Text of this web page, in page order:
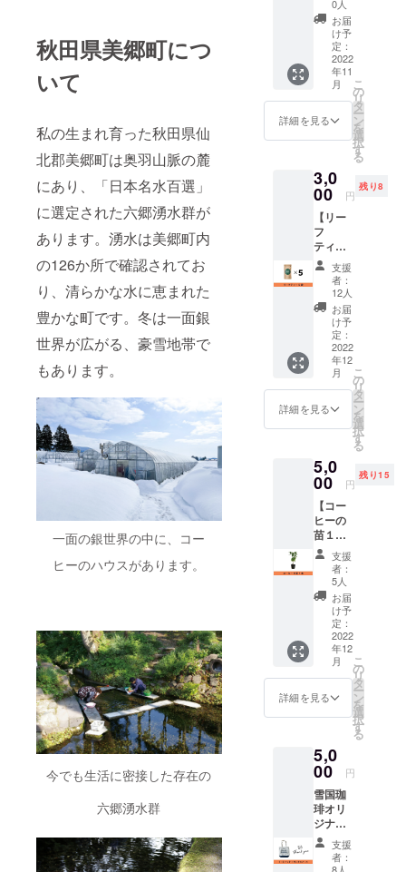
秋田県美郷町につ
いて
私の生まれ育った秋田県仙
北郡美郷町は奥羽山脈の麓
にあり、「日本名水百選」
に選定された六郷湧水群が
あります。湧水は美郷町内
の126か所で確認されてお
り、清らかな水に恵まれた
豊かな町です。冬は一面銀
世界が広がる、豪雪地帯で
もあります。
一面の銀世界の中に、コー
ヒーのハウスがあります。
今でも生活に密接した存在の
六郷湧水群
佐藤よ
り支援
者の皆
様への
感謝を
込めた
メッ
セージ
が届き
ます。
0人
お届
け予
定：
2022
年11
月
詳細を見る
こ
の
リ
タ
ー
ン
を
選
択
す
る
3,0
00 円
残り8
【リー
フ
ティー5
袋】 ほ
うじ茶
のよう
なコク
とまろ
やかさ
を感じ
る味わ
いの、
コー
ヒーの
葉っぱ
を使っ
です。1
袋に5杯
分の
ティー
パック
が入っ
ていま
す。 ※
送料は
負担い
たしま
リーフ
ティー
重量：
200g（
1袋5
法：
（パッ
ケージ
に記載
してお
りま
す） 賞
味期
支援
者：
12人
お届
け予
定：
2022
年12
月
詳細を見る
こ
の
リ
タ
ー
ン
を
選
択
す
る
5,0
00 円
残り15
【コー
ヒーの
苗１
本】 高
さ30cm
以上に
成長し
た、耐
寒性に
優れた
雪国珈
琲の大
苗で
す。植
え付け
から2年
収穫が
出来ま
す。 ※
送料は
負担い
たしま
す サイ
ズ：
20×20×
支援
者：
5人
お届
け予
定：
2022
年12
月
詳細を見る
こ
の
リ
タ
ー
ン
を
選
択
す
る
5,0
00 円
雪国珈
琲オリ
ジナル
トート
バッグ
と、感
支援
者：
8人